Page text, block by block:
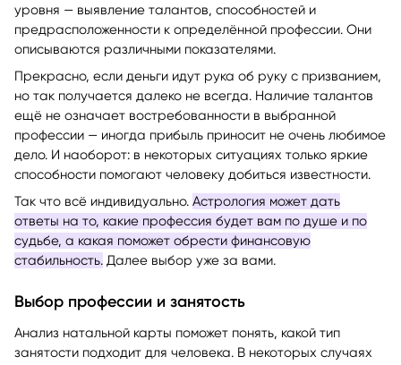
В астрологической профориентации можно выделить три
уровня — выявление талантов, способностей и
предрасположенности к определённой профессии. Они
Прекрасно, если деньги идут рука об руку с призванием,
но так получается далеко не всегда. Наличие талантов
ещё не означает востребованности в выбранной
профессии — иногда прибыль приносит не очень любимое
дело. И наоборот: в некоторых ситуациях только яркие
Так что всё индивидуально.Астрология может дать
ответы на то, какие профессия будет вам по душе и по
судьбе, а какая поможет обрести финансовую
Выбор профессии и занятость
Анализ натальной карты поможет понять, какой тип